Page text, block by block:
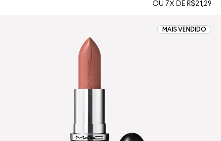
OU 7X DE R$21,29
MAIS VENDIDO